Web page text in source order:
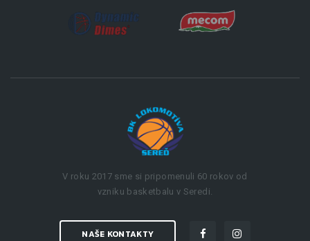
V roku 2017 sme si pripomenuli 60 rokov od
vzniku basketbalu v Seredi.
NAŠE KONTAKTY